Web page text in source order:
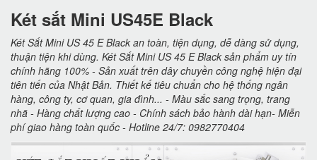
Két sắt Mini US45E Black
Két Sắt Mini US 45 E Black an toàn, tiện dụng, dễ dàng sử dụng,
thuận tiện khi dùng. Két Sắt Mini US 45 E Black sản phẩm uy tín
chính hãng 100% - Sản xuất trên dây chuyền công nghệ hiện đại
tiên tiến của Nhật Bản. Thiết kế tiêu chuẩn cho hệ thống ngân
hàng, công ty, cơ quan, gia đình... - Màu sắc sang trọng, trang
nhã - Hàng chất lượng cao - Chính sách bảo hành dài hạn- Miễn
phí giao hàng toàn quốc - Hotline 24/7: 0982770404